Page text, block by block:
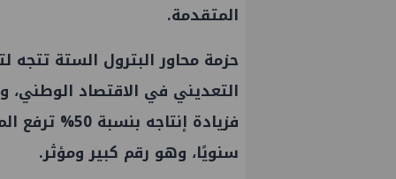
المتقدمة.
حزمة محاور البترول الستة
التعديني في الاقتصاد
سنويًا، وهو رقم كبير ومؤثر.